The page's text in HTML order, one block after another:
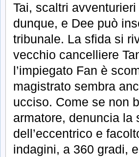
Tai, scaltri
dunque, e Dee può
tribunale. La sfida si
vecchio cancelliere
l’impiegato Fan è
magistrato sembra
ucciso. Come se non
armatore, denuncia la
dell’eccentrico e
indagini, a 360 gradi,